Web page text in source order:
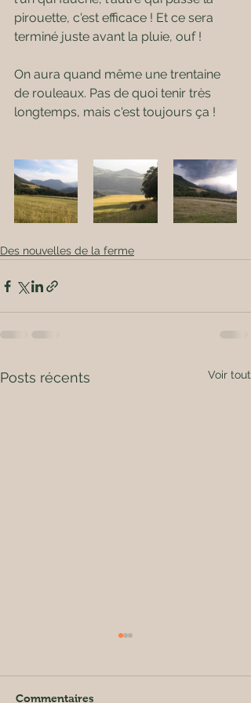
pirouette, c'est efficace ! Et ce sera
terminé juste avant la pluie, ouf !
On aura quand même une trentaine
de rouleaux. Pas de quoi tenir très
longtemps, mais c'est toujours ça !
Des nouvelles de la ferme
Posts récents Voir tout
Commentaires